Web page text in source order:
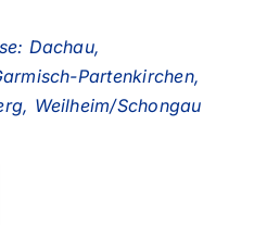
Dachau,
Partenkirchen,
Weilheim/Schongau